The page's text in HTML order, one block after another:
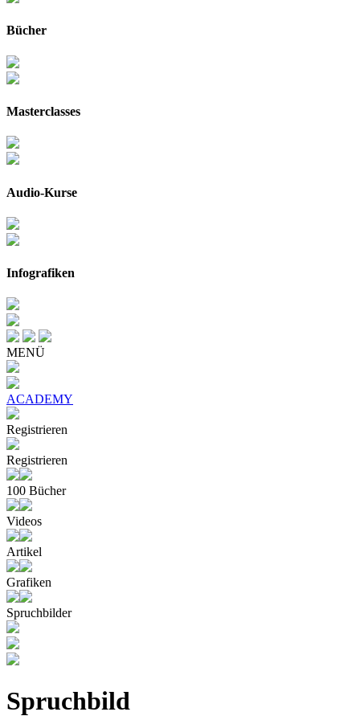
Bücher
Masterclasses
Audio-Kurse
Infografiken
MENÜ
ACADEMY
Registrieren
Registrieren
100 Bücher
Videos
Artikel
Grafiken
Spruchbilder
Spruchbild